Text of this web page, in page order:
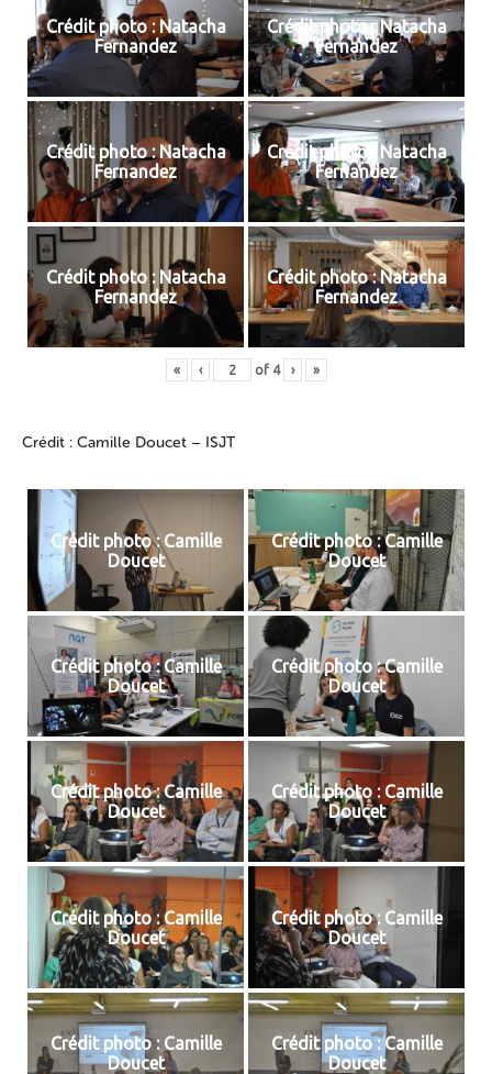
Crédit photo : Natacha
Fernandez
Crédit photo : Natacha
Fernandez
Crédit photo : Natacha
Fernandez
Crédit photo : Natacha
Fernandez
Crédit photo : Natacha
Fernandez
Crédit photo : Natacha
Fernandez
« ‹ of 4 › »
Crédit : Camille Doucet – ISJT
Crédit photo : Camille
Doucet
Crédit photo : Camille
Doucet
Crédit photo : Camille
Doucet
Crédit photo : Camille
Doucet
Crédit photo : Camille
Doucet
Crédit photo : Camille
Doucet
Crédit photo : Camille
Doucet
Crédit photo : Camille
Doucet
Crédit photo : Camille
Doucet
Crédit photo : Camille
Doucet